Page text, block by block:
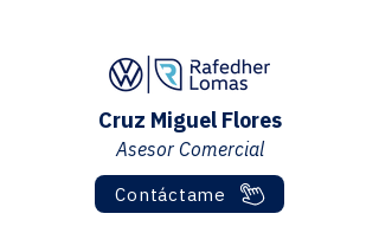
Cruz Miguel Flores
Asesor Comercial
Contáctame